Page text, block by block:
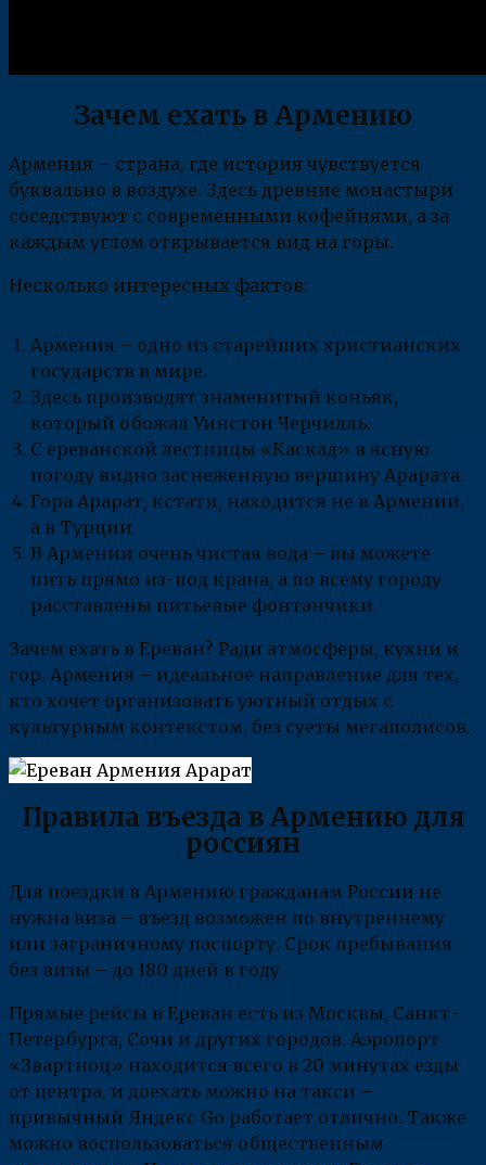
Зачем ехать в Армению
Армения – страна, где история чувствуется
буквально в воздухе. Здесь древние монастыри
соседствуют с современными кофейнями, а за
каждым углом открывается вид на горы.
Несколько интересных фактов:
Армения – одно из старейших христианских
государств в мире.
Здесь производят знаменитый коньяк,
который обожал Уинстон Черчилль.
С ереванской лестницы «Каскад» в ясную
погоду видно заснеженную вершину Арарата.
Гора Арарат, кстати, находится не в Армении,
а в Турции.
В Армении очень чистая вода – вы можете
пить прямо из-под крана, а по всему городу
расставлены питьевые фонтанчики.
Зачем ехать в Ереван? Ради атмосферы, кухни и
гор. Армения – идеальное направление для тех,
кто хочет организовать уютный отдых с
культурным контекстом, без суеты мегаполисов.
Правила въезда в Армению для
россиян
Для поездки в Армению гражданам России не
нужна виза – въезд возможен по внутреннему
или заграничному паспорту. Срок пребывания
без визы – до 180 дней в году.
Прямые рейсы в Ереван есть из Москвы, Санкт-
Петербурга, Сочи и других городов. Аэропорт
«Звартноц» находится всего в 20 минутах езды
от центра, и доехать можно на такси –
привычный Яндекс Go работает отлично. Также
можно воспользоваться общественным